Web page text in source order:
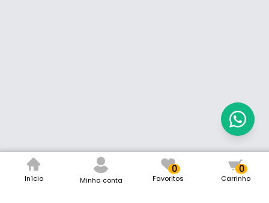
Início Minha conta
0
Favoritos
0
Carrinho